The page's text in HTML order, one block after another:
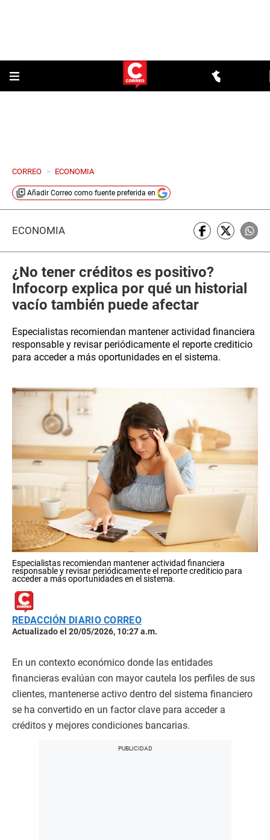
CORREO > ECONOMIA
Añadir Correo como fuente preferida en
ECONOMÍA
¿No tener créditos es positivo?
Infocorp explica por qué un historial
vacío también puede afectar
Especialistas recomiendan mantener actividad financiera
responsable y revisar periódicamente el reporte crediticio
para acceder a más oportunidades en el sistema.
Especialistas recomiendan mantener actividad financiera
responsable y revisar periódicamente el reporte crediticio para
acceder a más oportunidades en el sistema.
REDACCIÓN DIARIO CORREO
Actualizado el 20/05/2026, 10:27 a.m.
En un contexto económico donde las entidades
financieras evalúan con mayor cautela los perfiles de sus
clientes, mantenerse activo dentro del sistema financiero
se ha convertido en un factor clave para acceder a
créditos y mejores condiciones bancarias.